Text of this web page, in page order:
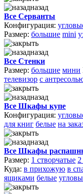
назад
Все Серванты
Конфигурация:
Размер: большие mini
назад
Все Стенки
Размер: большие мини
телевизор с
назад
Все Шкафы купе
Конфигурация:
для книг белые на
назад
Все Шкафы
Размер: 1 створчатые
Куда: в прихожую в
ящиками белые